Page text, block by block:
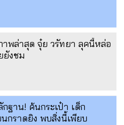
าพล่าสุด จุ๋ย วรัทยา ลุคนี้หล่อ
ยังชม
กฐาน! ค้นกระเป๋า เด็ก
นกราดยิง พบสิ่งนี้เพียบ